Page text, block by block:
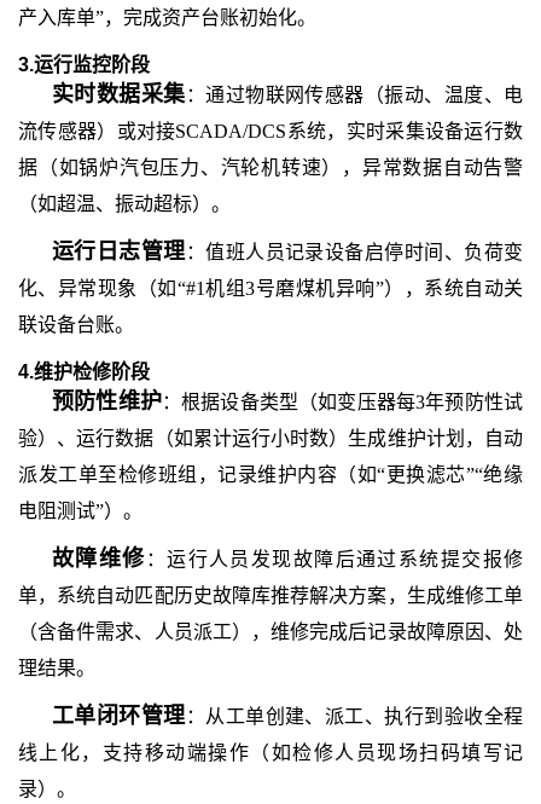
产入库单”，完成资产台账初始化。
3.运行监控阶段
实时数据采集：通过物联网传感器（振动、温度、电
流传感器）或对接SCADA/DCS系统，实时采集设备运行数
据（如锅炉汽包压力、汽轮机转速），异常数据自动告警
（如超温、振动超标）。
运行日志管理：值班人员记录设备启停时间、负荷变
化、异常现象（如“#1机组3号磨煤机异响”），系统自动关
联设备台账。
4.维护检修阶段
预防性维护：根据设备类型（如变压器每3年预防性试
验）、运行数据（如累计运行小时数）生成维护计划，自动
派发工单至检修班组，记录维护内容（如“更换滤芯”“绝缘
电阻测试”）。
故障维修 ：运行人员发现故障后通过系统提交报修
单，系统自动匹配历史故障库推荐解决方案，生成维修工单
（含备件需求、人员派工），维修完成后记录故障原因、处
理结果。
工单闭环管理：从工单创建、派工、执行到验收全程
线上化，支持移动端操作（如检修人员现场扫码填写记
录）。